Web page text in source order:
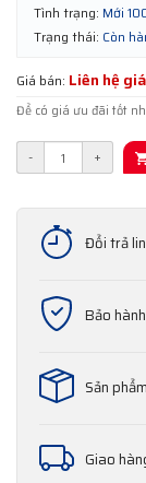
Tình trạng: Mới
Trạng thái: Còn
Giá bán: Liên hệ
Để có giá ưu đãi tốt
- +
Đổi trả
Bảo
Sản
Giao